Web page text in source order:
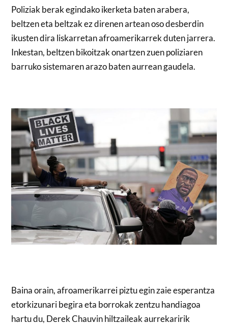
Poliziak berak egindako ikerketa baten arabera,
beltzen eta beltzak ez direnen artean oso desberdin
ikusten dira liskarretan afroamerikarrek duten jarrera.
Inkestan, beltzen bikoitzak onartzen zuen poliziaren
barruko sistemaren arazo baten aurrean gaudela.
Baina orain, afroamerikarrei piztu egin zaie esperantza
etorkizunari begira eta borrokak zentzu handiagoa
hartu du, Derek Chauvin hiltzaileak aurrekaririk